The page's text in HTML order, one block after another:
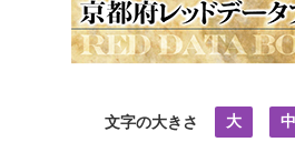
文字の大きさ 大 中